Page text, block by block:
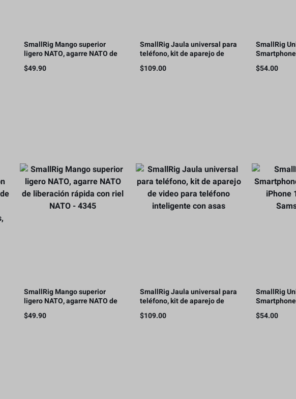
SmallRig Mango superior
ligero NATO, agarre NATO de
liberación rápida con riel
NATO – 4345
$49.90
SmallRig Jaula universal para
teléfono, kit de aparejo de
video para teléfono
inteligente con asas
$109.00
SmallRig
iPhone 16
Samsung,
$54.00
SmallRig Mango superior
ligero NATO, agarre NATO de
liberación rápida con riel
NATO – 4345
$49.90
SmallRig Jaula universal para
teléfono, kit de aparejo de
video para teléfono
inteligente con asas
$109.00
SmallRig
iPhone 16
Samsung,
$54.00